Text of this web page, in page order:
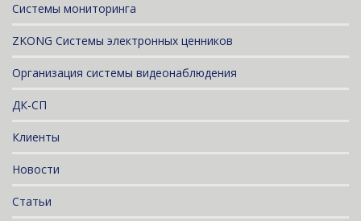
Системы мониторинга
ZKONG Системы электронных ценников
Организация системы видеонаблюдения
ДК-СП
Клиенты
Новости
Статьи